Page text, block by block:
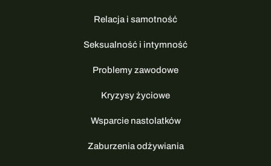
Relacja i samotność
Seksualność i intymność
Problemy zawodowe
Kryzysy życiowe
Wsparcie nastolatków
Zaburzenia odżywiania